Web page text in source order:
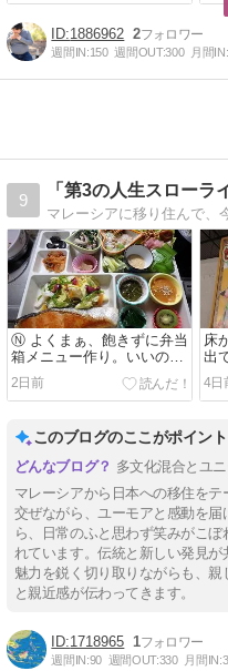
1886962 2
週間IN:150 週間OUT:300 月間IN:
9
Ⓝ よくまぁ、飽きずに弁当
箱メニュー作り。いいので
す、、弱い頭の活性化のつ
もりです。
2日前
床
出
グ
4日
このブログのここがポイント
多文化混合とユ
マレーシアから日本への移住を
交ぜながら、ユーモアと感動を
ら、日常のふと思わず笑みがこ
れています。伝統と新しい発見
魅力を鋭く切り取りながらも、
と親近感が伝わってきます。
1718965 1
週間IN:90 週間OUT:330 月間IN: